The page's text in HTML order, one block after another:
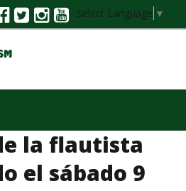
Select Language ▼
la flautista
el sábado 9